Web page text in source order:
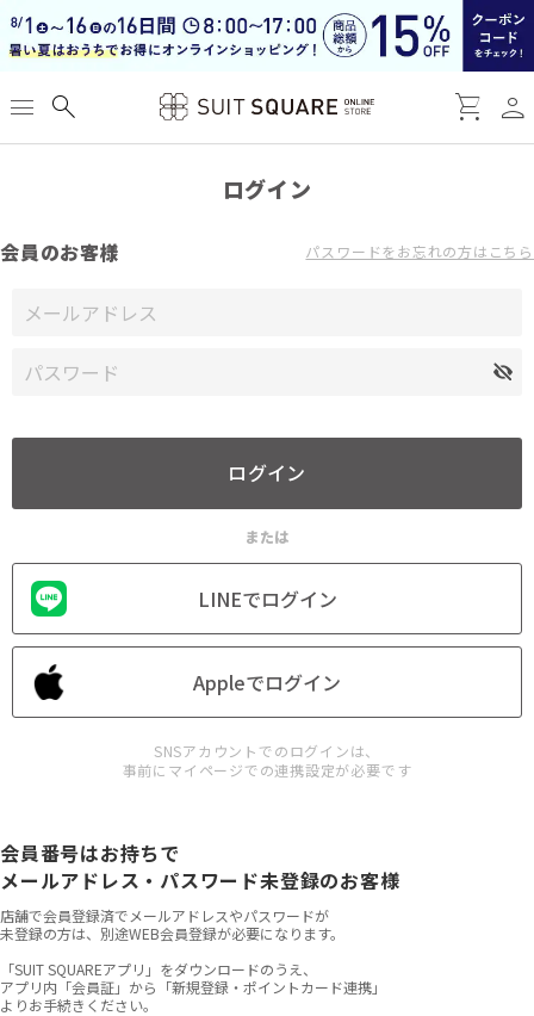
menu search shopping_cart person
ログイン
会員のお客様 パスワードをお忘れの方はこちら
または
LINEでログイン
Appleでログイン
SNSアカウントでのログインは、
事前にマイページでの連携設定が必要です
会員番号はお持ちで
メールアドレス・パスワード未登録のお客様
店舗で会員登録済でメールアドレスやパスワードが
未登録の方は、別途WEB会員登録が必要になります。
「SUIT SQUAREアプリ」をダウンロードのうえ、
アプリ内「会員証」から「新規登録・ポイントカード連携」
よりお手続きください。